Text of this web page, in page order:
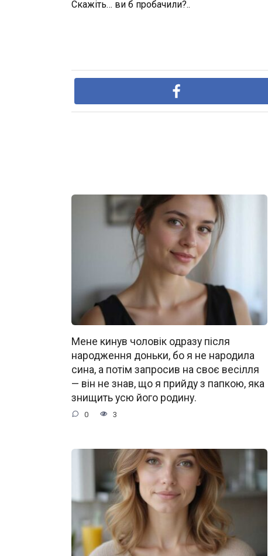
Скажіть… ви б пробачили?..
Мене кинув чоловік одразу після
народження доньки, бо я не народила
сина, а потім запросив на своє весілля
— він не знав, що я прийду з папкою, яка
знищить усю його родину.
0 3